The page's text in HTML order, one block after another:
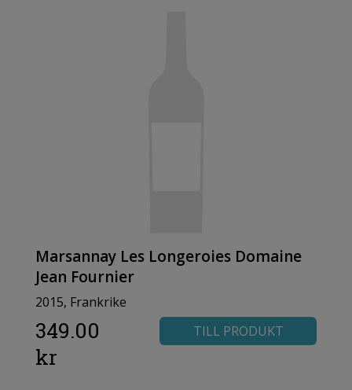
Marsannay Les Longeroies Domaine
Jean Fournier
2015, Frankrike
349.00
kr
TILL PRODUKT